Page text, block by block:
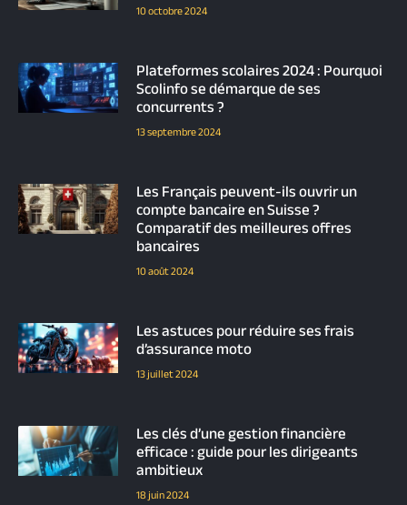
10 octobre 2024
Plateformes scolaires 2024 : Pourquoi
Scolinfo se démarque de ses
concurrents ?
13 septembre 2024
Les Français peuvent-ils ouvrir un
compte bancaire en Suisse ?
Comparatif des meilleures offres
bancaires
10 août 2024
Les astuces pour réduire ses frais
d’assurance moto
13 juillet 2024
Les clés d’une gestion financière
efficace : guide pour les dirigeants
ambitieux
18 juin 2024